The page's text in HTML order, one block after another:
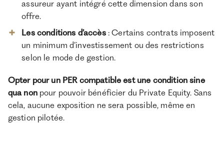
assureur ayant intégré cette dimension dans son
offre.
Les conditions d’accès: Certains contrats imposent
un minimum d’investissement ou des restrictions
selon le mode de gestion.
Opter pour un PER compatible est une condition sine
qua nonpour pouvoir bénéficier du Private Equity. Sans
cela, aucune exposition ne sera possible, même en
gestion pilotée.